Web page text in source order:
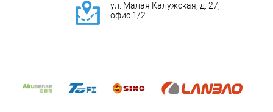
ул. Малая Калужская, д. 27,
офис 1/2